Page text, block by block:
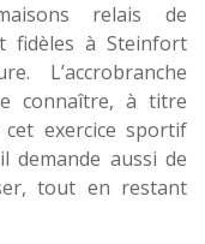
relais de
fidèles à Steinfort
L’accrobranche
connaître, à titre
exercice sportif
demande aussi de
tout en restant